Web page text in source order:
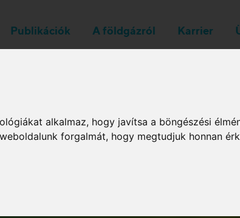
alkalmaz, hogy javítsa a böngészési
forgalmát, hogy megtudjuk honnan
Publikációk A földgázról Karrier